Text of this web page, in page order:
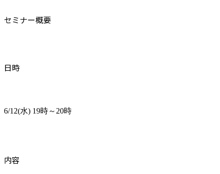
セミナー概要
日時
6/12(水) 19時～20時
内容